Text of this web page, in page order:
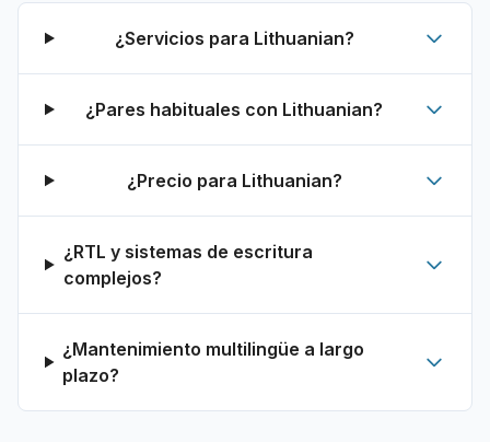
¿Servicios para Lithuanian?
¿Pares habituales con Lithuanian?
¿Precio para Lithuanian?
¿RTL y sistemas de escritura
complejos?
¿Mantenimiento multilingüe a largo
plazo?